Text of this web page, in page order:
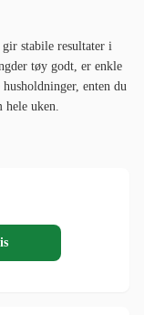
stabile resultater i
tøy godt, er enkle
enten du
hele uken.